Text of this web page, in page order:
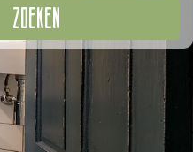
ZOEKEN